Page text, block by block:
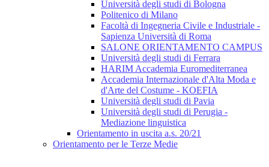
Università degli studi di Bologna
Politenico di Milano
Facoltà di Ingegneria Civile e Industriale -
Sapienza Università di Roma
SALONE ORIENTAMENTO CAMPUS
Università degli studi di Ferrara
HARIM Accademia Euromediterranea
Accademia Internazionale d'Alta Moda e
d'Arte del Costume - KOEFIA
Università degli studi di Pavia
Università degli studi di Perugia -
Mediazione linguistica
Orientamento in uscita a.s. 20/21
Orientamento per le Terze Medie